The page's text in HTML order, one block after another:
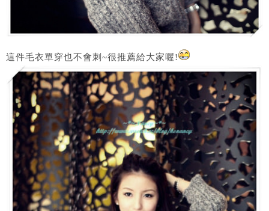
這件毛衣單穿也不會刺~很推薦給大家喔!